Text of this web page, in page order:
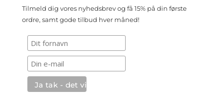
Tilmeld dig vores nyhedsbrev og få 15% på din første
ordre, samt gode tilbud hver måned!